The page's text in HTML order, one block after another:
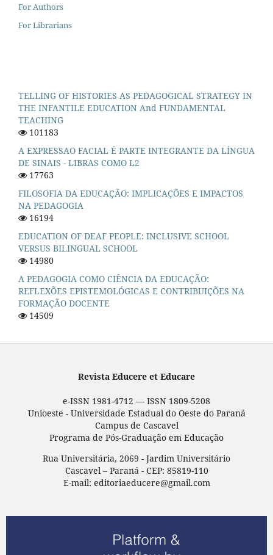
For Authors
For Librarians
TELLING OF HISTORIES AS PEDAGOGICAL STRATEGY IN
THE INFANTILE EDUCATION And FUNDAMENTAL
TEACHING
101183
A EXPRESSAO FACIAL É PARTE INTEGRANTE DA LÍNGUA
DE SINAIS - LIBRAS COMO L2
17763
FILOSOFIA DA EDUCAÇÃO: IMPLICAÇÕES E IMPACTOS
NA PEDAGOGIA
16194
EDUCATION OF DEAF PEOPLE: INCLUSIVE SCHOOL
VERSUS BILINGUAL SCHOOL
14980
A PEDAGOGIA COMO CIÊNCIA DA EDUCAÇÃO:
REFLEXÕES EPISTEMOLÓGICAS E CONTRIBUIÇÕES NA
FORMAÇÃO DOCENTE
14509
Revista Educere et Educare
e-ISSN 1981-4712 — ISSN 1809-5208
Unioeste - Universidade Estadual do Oeste do Paraná
Campus de Cascavel
Programa de Pós-Graduação em Educação
Rua Universitária, 2069 - Jardim Universitário
Cascavel – Paraná - CEP: 85819-110
E-mail: editoriaeducere@gmail.com